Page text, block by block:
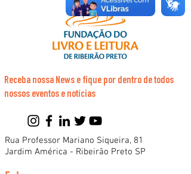
Receba nossa News e fique por dentro de todos
nossos eventos e notícias
Rua Professor Mariano Siqueira, 81
Jardim América - Ribeirão Preto SP